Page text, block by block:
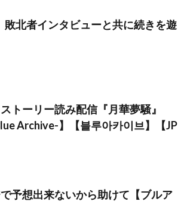
敗北者インタビューと共に続きを遊
トーリー読み配信『月華夢騒』
Archive-】【블루아카이브】【JP
予想出来ないから助けて【ブルア